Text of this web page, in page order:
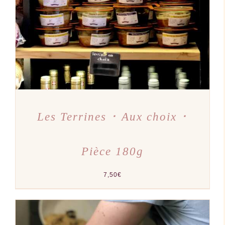
A
PLUSIEURS
VARIATIONS.
LES
OPTIONS
PEUVENT
ÊTRE
CHOISIES
SUR
LA
PAGE
DU
PRODUIT
Les Terrines ･ Aux choix ･
Pièce 180g
7,50€